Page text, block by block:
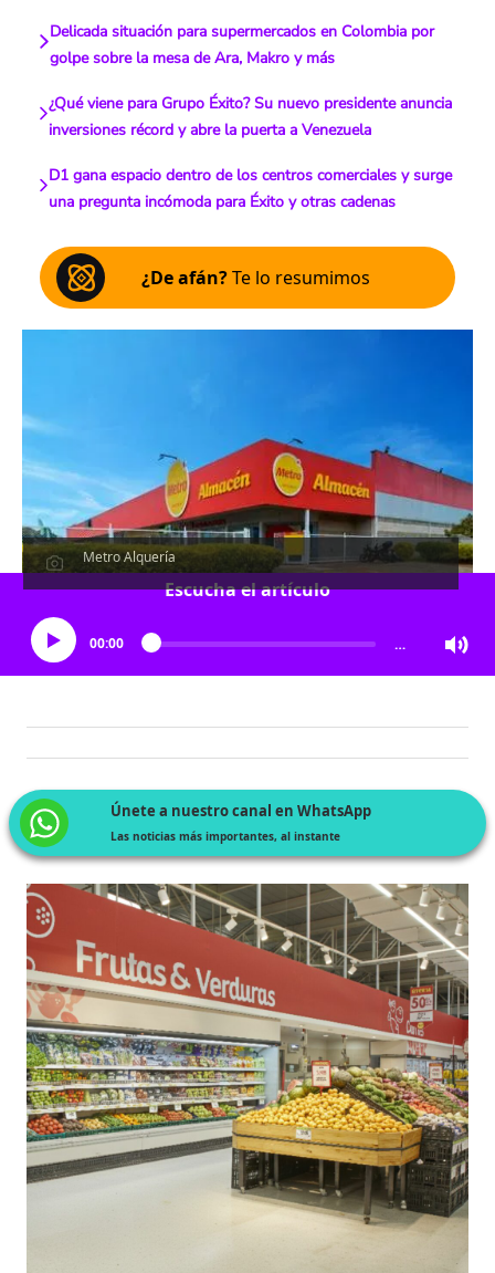
Delicada situación para supermercados en Colombia por
golpe sobre la mesa de Ara, Makro y más
¿Qué viene para Grupo Éxito? Su nuevo presidente anuncia
inversiones récord y abre la puerta a Venezuela
D1 gana espacio dentro de los centros comerciales y surge
una pregunta incómoda para Éxito y otras cadenas
¿De afán?Te lo resumimos
Metro Alquería
Escucha el artículo
00:00 …
Únete a nuestro canal en WhatsApp
Las noticias más importantes, al instante